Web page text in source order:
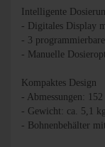
Intelligente
- Digitales Display
- 3
- Manuelle
Kompaktes Design
- Abmessungen:
- Gewicht: ca. 5,1 kg
- Bohnenbehälter